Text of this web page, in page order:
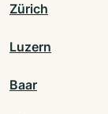
Zürich
Luzern
Baar